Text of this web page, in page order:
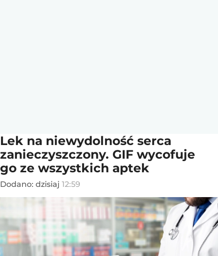
Lek na niewydolność serca
zanieczyszczony. GIF wycofuje
go ze wszystkich aptek
Dodano: dzisiaj 12:59